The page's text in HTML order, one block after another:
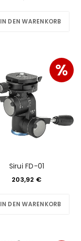
IN DEN WARENKORB
%
Sirui FD-01
203,92 €
IN DEN WARENKORB